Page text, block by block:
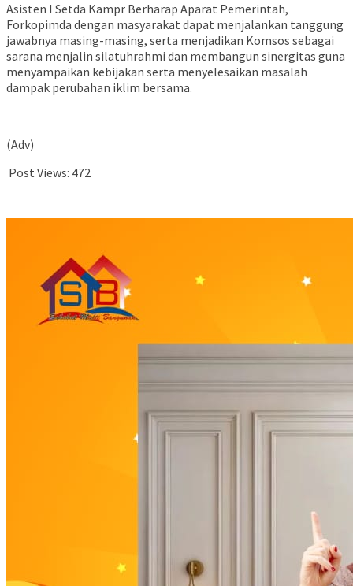
Asisten I Setda Kampr Berharap Aparat Pemerintah,
Forkopimda dengan masyarakat dapat menjalankan tanggung
jawabnya masing-masing, serta menjadikan Komsos sebagai
sarana menjalin silatuhrahmi dan membangun sinergitas guna
menyampaikan kebijakan serta menyelesaikan masalah
dampak perubahan iklim bersama.
(Adv)
Post Views: 472